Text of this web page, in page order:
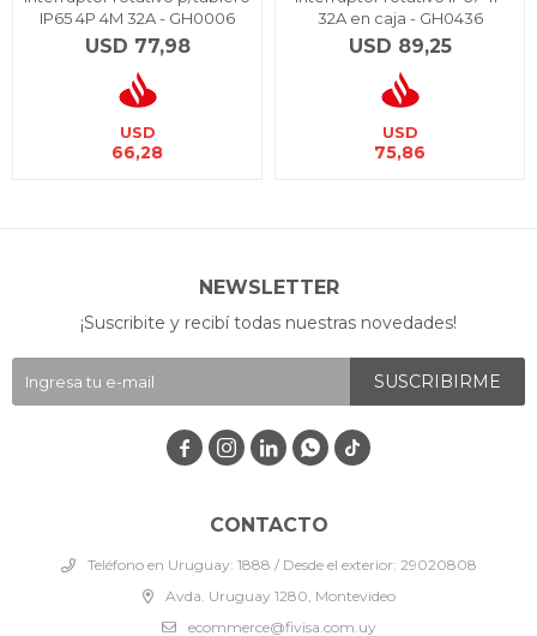
IP65 4P 4M 32A - GH0006
USD 77,98
USD
66,28
32A en caja - GH0436
USD 89,25
USD
75,86
CONTACTO
Teléfono en Uruguay: 1888 / Desde el exterior: 29020808
Avda. Uruguay 1280, Montevideo
ecommerce@fivisa.com.uy
NEWSLETTER
¡Suscribite y recibí todas nuestras novedades!
SUSCRIBIRME
   